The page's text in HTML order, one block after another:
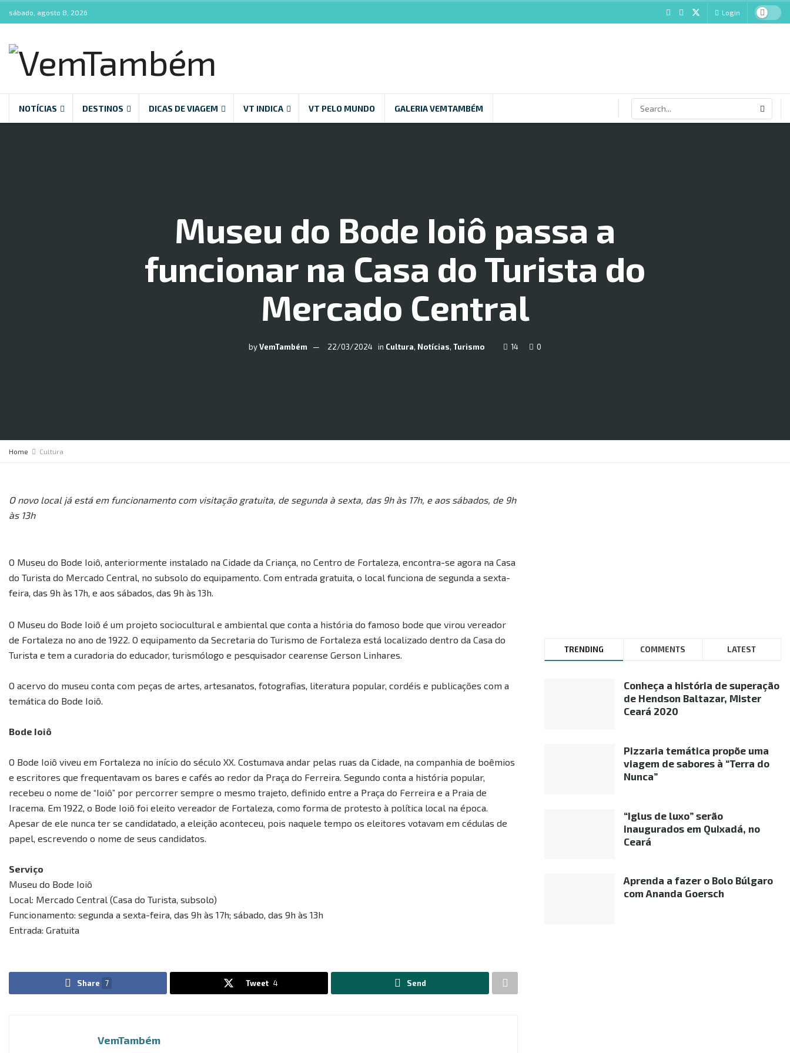
sábado, agosto 8, 2026 Login
NOTÍCIAS DESTINOS DICAS DE VIAGEM VT INDICA VT PELO MUNDO GALERIA VEMTAMBÉM
Museu do Bode Ioiô passa a
funcionar na Casa do Turista do
Mercado Central
byVemTambém 22/03/2024 in Cultura, Notícias, Turismo 14 0
Home Cultura
O novo local já está em funcionamento com visitação gratuita, de segunda à sexta, das 9h às 17h, e aos sábados, de 9h
às 13h
O Museu do Bode Ioiô, anteriormente instalado na Cidade da Criança, no Centro de Fortaleza, encontra-se agora na Casa
do Turista do Mercado Central, no subsolo do equipamento. Com entrada gratuita, o local funciona de segunda a sexta-
feira, das 9h às 17h, e aos sábados, das 9h às 13h.
O Museu do Bode Ioiô é um projeto sociocultural e ambiental que conta a história do famoso bode que virou vereador
de Fortaleza no ano de 1922. O equipamento da Secretaria do Turismo de Fortaleza está localizado dentro da Casa do
Turista e tem a curadoria do educador, turismólogo e pesquisador cearense Gerson Linhares.
O acervo do museu conta com peças de artes, artesanatos, fotografias, literatura popular, cordéis e publicações com a
temática do Bode Ioiô.
Bode Ioiô
O Bode Ioiô viveu em Fortaleza no início do século XX. Costumava andar pelas ruas da Cidade, na companhia de boêmios
e escritores que frequentavam os bares e cafés ao redor da Praça do Ferreira. Segundo conta a história popular,
recebeu o nome de “Ioiô” por percorrer sempre o mesmo trajeto, definido entre a Praça do Ferreira e a Praia de
Iracema. Em 1922, o Bode Ioiô foi eleito vereador de Fortaleza, como forma de protesto à política local na época.
Apesar de ele nunca ter se candidatado, a eleição aconteceu, pois naquele tempo os eleitores votavam em cédulas de
papel, escrevendo o nome de seus candidatos.
Serviço
Museu do Bode Ioiô
Local: Mercado Central (Casa do Turista, subsolo)
Funcionamento: segunda a sexta-feira, das 9h às 17h; sábado, das 9h às 13h
Entrada: Gratuita
Share 7 Tweet 4 Send
VemTambém
TRENDING COMMENTS LATEST
Conheça a história de superação
de Hendson Baltazar, Mister
Ceará 2020
Pizzaria temática propõe uma
viagem de sabores à “Terra do
Nunca”
“Iglus de luxo” serão
inaugurados em Quixadá, no
Ceará
Aprenda a fazer o Bolo Búlgaro
com Ananda Goersch